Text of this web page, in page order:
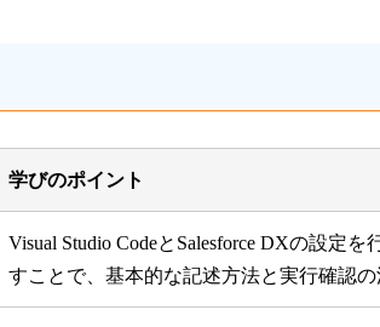
学びのポイント
Visual Studio CodeとSalesforce DXの設定
すことで、基本的な記述方法と実行確認の